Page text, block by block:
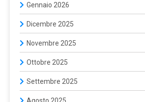
Gennaio 2026
Dicembre 2025
Novembre 2025
Ottobre 2025
Settembre 2025
Agosto 2025